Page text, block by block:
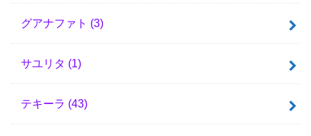
グアナファト (3)
サユリタ (1)
テキーラ (43)